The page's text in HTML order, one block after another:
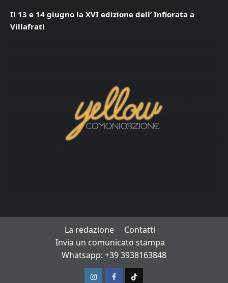
Il 13 e 14 giugno la XVI edizione dell’ Infiorata a
Villafrati
La redazione
Contatti
Invia un comunicato stampa
Whatsapp: +39 3938163848